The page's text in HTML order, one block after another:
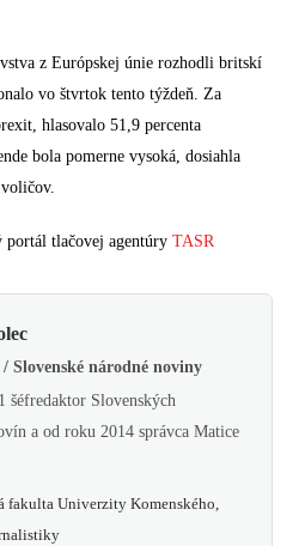
z Európskej únie rozhodli britskí
vo štvrtok tento týždeň. Za
hlasovalo 51,9 percenta
bola pomerne vysoká, dosiahla
portál tlačovej agentúry TASR
Slovenské národné noviny
šéfredaktor Slovenských
a od roku 2014 správca Matice
fakulta Univerzity Komenského,